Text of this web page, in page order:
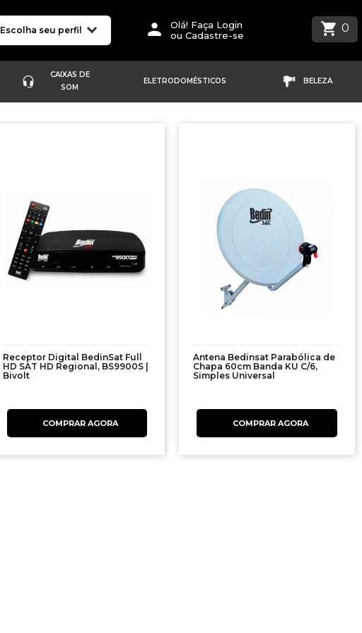
Escolha seu perfil
Olá! Faça Login
ou Cadastre-se
0
CAIXAS DE
SOM
ELETRODOMÉSTICOS BELEZA
Receptor Digital BedinSat Full
HD SAT HD Regional, BS9900S |
Bivolt
Antena Bedinsat Parabólica de
Chapa 60cm Banda KU C/6,
Simples Universal